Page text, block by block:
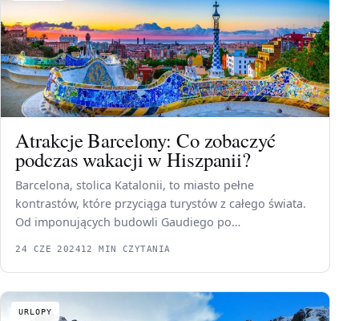
Atrakcje Barcelony: Co zobaczyć
podczas wakacji w Hiszpanii?
Barcelona, stolica Katalonii, to miasto pełne
kontrastów, które przyciąga turystów z całego świata.
Od imponujących budowli Gaudiego po…
24 CZE 202412 MIN CZYTANIA
URLOPY